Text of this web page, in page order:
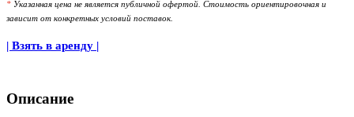
* Указанная цена не является публичной офертой. Стоимость ориентировочная и
зависит от конкретных условий поставок.
| Взять в аренду |
Описание